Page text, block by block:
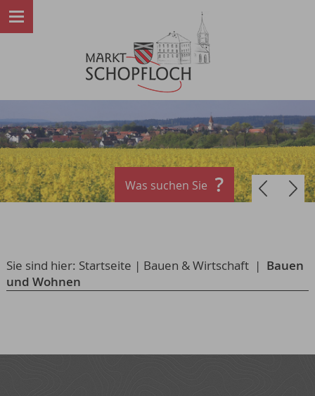
Was suchen Sie
Sie sind hier: Startseite | Bauen & Wirtschaft| Bauen
und Wohnen